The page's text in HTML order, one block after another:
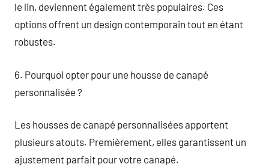
le lin, deviennent également très populaires. Ces
options offrent un design contemporain tout en étant
robustes.
6. Pourquoi opter pour une housse de canapé
personnalisée ?
Les housses de canapé personnalisées apportent
plusieurs atouts. Premièrement, elles garantissent un
ajustement parfait pour votre canapé.